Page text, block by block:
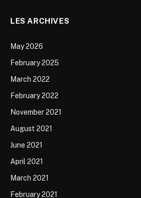
LES ARCHIVES
May 2026
February 2025
March 2022
February 2022
November 2021
August 2021
June 2021
April 2021
March 2021
February 2021